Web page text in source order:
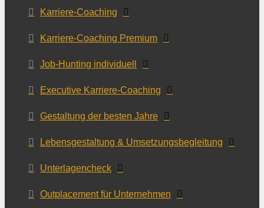
Karriere-Coaching
Karriere-Coaching Premium
Job-Hunting individuell
Executive Karriere-Coaching
Gestaltung der besten Jahre
Lebensgestaltung & Umsetzungsbegleitung
Unterlagencheck
Outplacement für Unternehmen